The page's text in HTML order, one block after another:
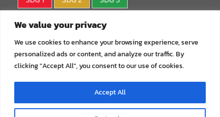
We value your privacy
We use cookies to enhance your browsing experience, serve
personalized ads or content, and analyze our traffic. By
clicking "Accept All", you consent to our use of cookies.
Accept All
SDG 4
SDG 7
SDG 8
SDG 9
SDG10
SDG11
SDG12
SDG13
SDG14
SDG15